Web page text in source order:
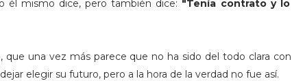
él mismo dice, pero también dice: "Tenía contrato y lo
una vez más parece que no ha sido del todo clara con
elegir su futuro, pero a la hora de la verdad no fue así.